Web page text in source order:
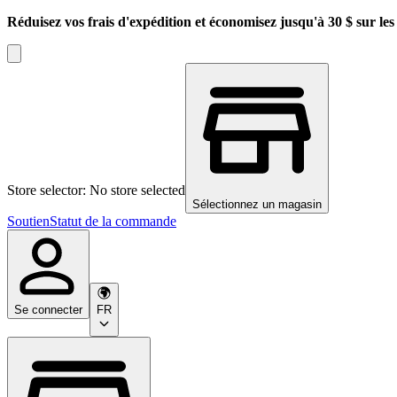
Réduisez vos frais d'expédition et économisez jusqu'à 30 $ sur
Store selector: No store selected
Sélectionnez un magasin
SoutienStatut de la commande
Se connecter FR